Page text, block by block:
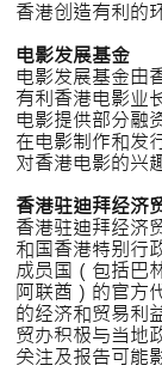
香港创造有利的
电影发展基金
电影发展基金由
有利香港电影业
电影提供部分融
在电影制作和发
对香港电影的兴
香港驻迪拜经济
香港驻迪拜经济
和国香港特别行
成员国（包括巴
阿联酋）的官方
的经济和贸易利
贸办积极与当地
关注及报告可能